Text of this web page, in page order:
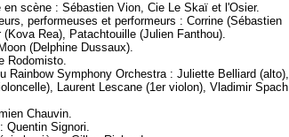
en scène : Sébastien Vion, Cie Le Skaï et l'Osier.
performeuses et performeurs : Corrine (Sébastien
(Kova Rea), Patachtouille (Julien Fanthou).
(Delphine Dussaux).
Rodomisto.
Rainbow Symphony Orchestra : Juliette Belliard (alto),
Laurent Lescane (1er violon), Vladimir Spach
Chauvin.
Quentin Signori.